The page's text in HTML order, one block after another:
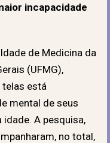
incapacidade
de Medicina da
(UFMG),
telas está
mental de seus
A pesquisa,
no total,